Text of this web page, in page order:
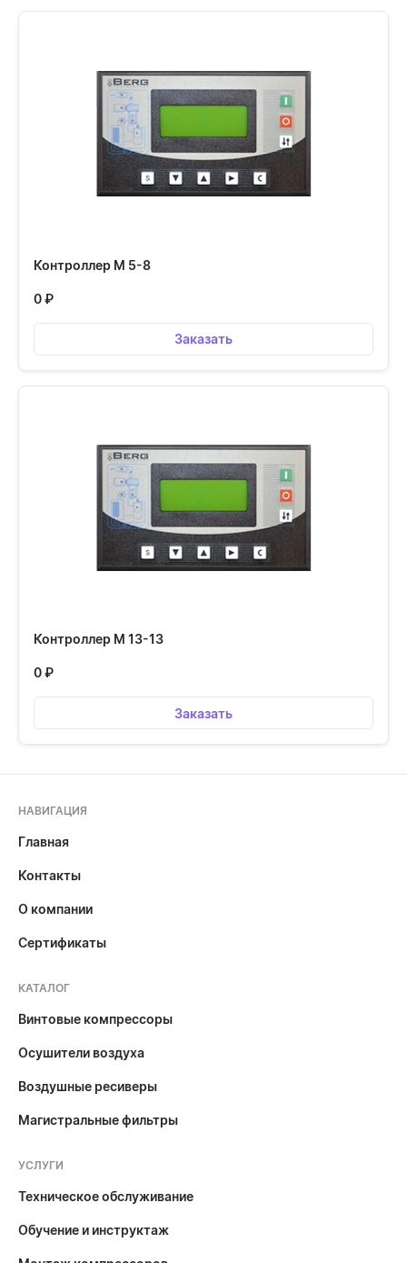
Контроллер М 5-8
0₽
Заказать
Контроллер М 13-13
0₽
Заказать
НАВИГАЦИЯ
Главная
Контакты
О компании
Сертификаты
КАТАЛОГ
Винтовые компрессоры
Осушители воздуха
Воздушные ресиверы
Магистральные фильтры
УСЛУГИ
Техническое обслуживание
Обучение и инструктаж